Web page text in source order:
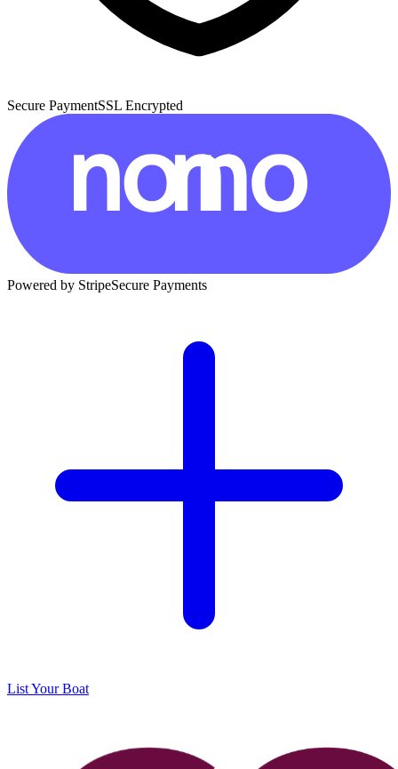
Secure PaymentSSL Encrypted
Powered by StripeSecure Payments
List Your Boat